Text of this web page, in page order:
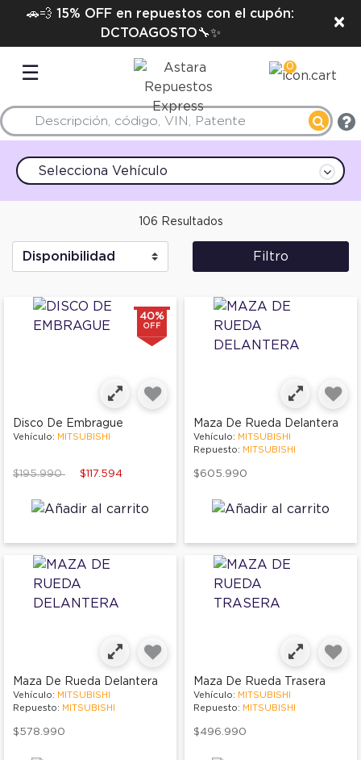
🚗💨 15% OFF en repuestos con el cupón:
DCTOAGOSTO🔧✨
×
☰ 0
Selecciona Vehículo
106 Resultados
Filtro
40%
OFF
Disco De Embrague
Vehículo: MITSUBISHI
Price reduced from
$195.990to $117.594
Maza De Rueda Delantera
Vehículo: MITSUBISHI
Repuesto: MITSUBISHI
$605.990
Maza De Rueda Delantera
Vehículo: MITSUBISHI
Repuesto: MITSUBISHI
$578.990
Maza De Rueda Trasera
Vehículo: MITSUBISHI
Repuesto: MITSUBISHI
$496.990